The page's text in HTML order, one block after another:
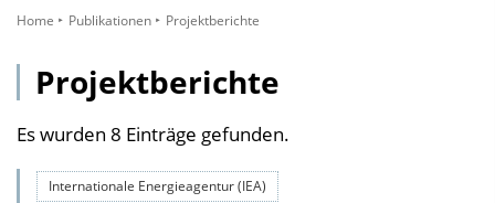
Home Publikationen Projektberichte
Projektberichte
Es wurden 8 Einträge gefunden.
Internationale Energieagentur (IEA)